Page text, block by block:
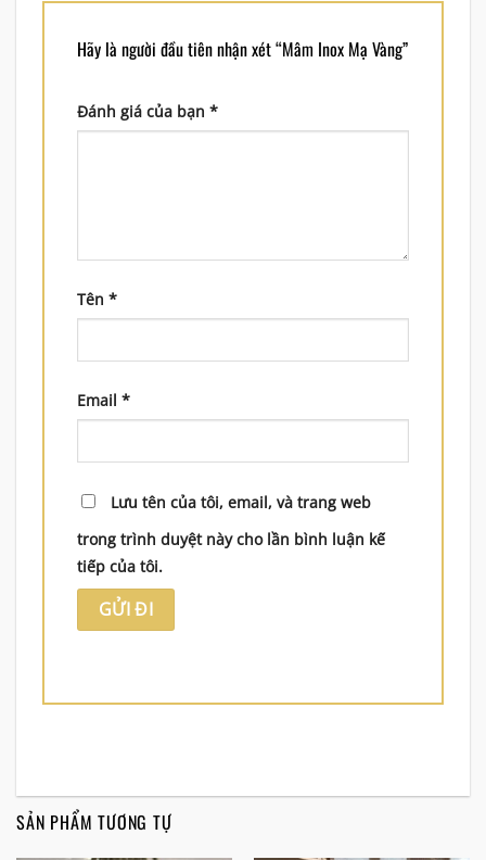
Hãy là người đầu tiên nhận xét “Mâm Inox Mạ Vàng”
Đánh giá của bạn *
Tên *
Email *
Lưu tên của tôi, email, và trang web
trong trình duyệt này cho lần bình luận kế
tiếp của tôi.
SẢN PHẨM TƯƠNG TỰ